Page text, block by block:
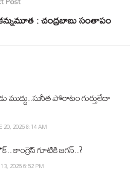
: చంద్రబాబు సంతాపం
ముద్దు..సునీత పోరాటం గుర్తులేదా
20, 2026 8:14 AM
కాంగ్రెస్ గూటికి జగన్..?
2026 6:52 PM